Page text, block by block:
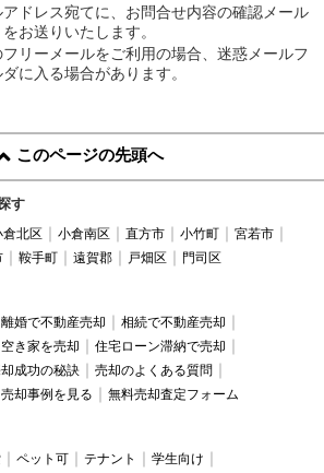
ドレス宛てに、お問合せ内容の確認メール
をお送りいたします。
リーメールをご利用の場合、迷惑メールフ
ダに入る場合があります。
このページの先頭へ
す
倉北区 小倉南区 直方市 小竹町
宮若市
鞍手町 遠賀郡 戸畑区 門司区
離婚で不動産売却
相続で不動産売却
空き家を売却
住宅ローン滞納で売却
成功の秘訣
売却のよくある質問
売却事例を見る 無料売却査定フォーム
ペット可 テナント
学生向け